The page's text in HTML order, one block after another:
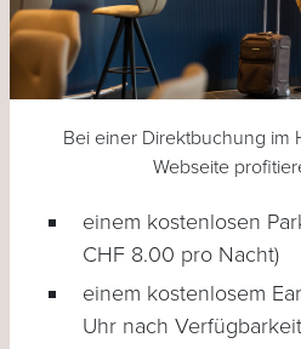
Bei einer Direktbuchung im
Webseite
einem kostenlosen
CHF 8.00 pro Nacht)
einem kostenlosem
Uhr nach Verfügbarkeit